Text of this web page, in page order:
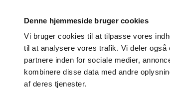
Denne hjemmeside bruger cookies
Vi bruger cookies til at tilpasse vores
til at analysere vores trafik. Vi deler
partnere inden for sociale medier,
kombinere disse data med andre
af deres tjenester.
Godkendelse og
Bivirkninger og
produktinformation